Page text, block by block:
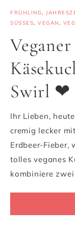
FRÜHLING,
SÜSSES
, VEGAN,
Swirl ❤
Ihr Lieben,
cremig lecker
Erdbeer-Fieber,
tolles veganes
kombiniere